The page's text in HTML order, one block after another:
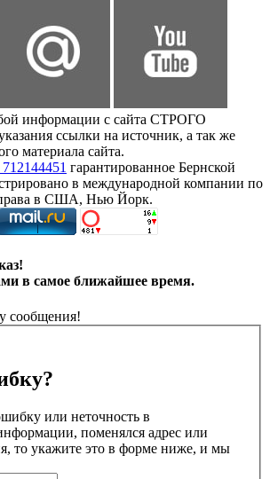
информации с сайта СТРОГО
ссылки на источник, а так же
материала сайта.
гарантированное Бернской
в международной компании по
права в США, Нью Йорк.
в самое ближайшее время.
сообщения!
или неточность в
поменялся адрес или
то укажите это в форме ниже, и мы